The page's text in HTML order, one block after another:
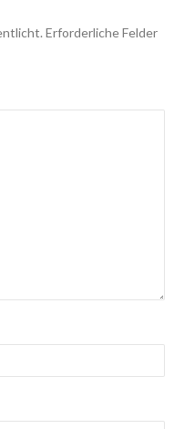
Erforderliche Felder